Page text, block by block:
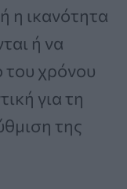
η ικανότητα
ή να
του χρόνου
για τη
της